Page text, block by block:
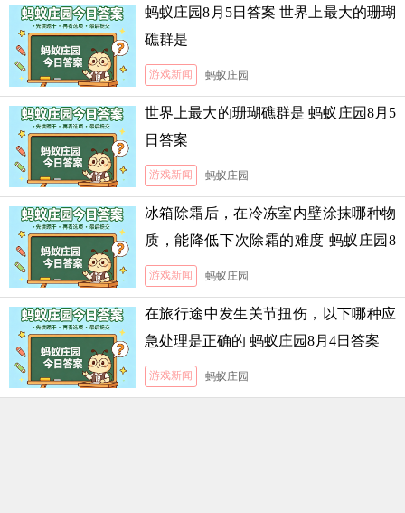
蚂蚁庄园8月5日答案 世界上最大的珊瑚
礁群是
游戏新闻 蚂蚁庄园
世界上最大的珊瑚礁群是 蚂蚁庄园8月5
日答案
游戏新闻 蚂蚁庄园
冰箱除霜后，在冷冻室内壁涂抹哪种物
质，能降低下次除霜的难度 蚂蚁庄园8
月5日答案
游戏新闻 蚂蚁庄园
在旅行途中发生关节扭伤，以下哪种应
急处理是正确的 蚂蚁庄园8月4日答案
游戏新闻 蚂蚁庄园